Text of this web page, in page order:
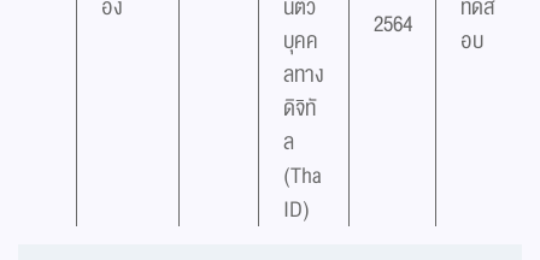
อง
นตัว
บุคค
ลทาง
ดิจิทั
ล
(Tha
ID)
2564
ทดส
อบ